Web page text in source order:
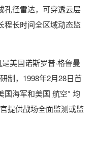
孔径雷达，可穿透云层
程长时间全区域动态监
美国诺斯罗普·格鲁曼
制，1998年2月28日首
国海军和美国 航空* 均
提供战场全面监测或监